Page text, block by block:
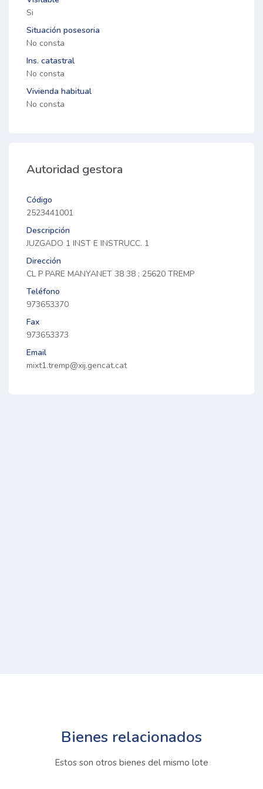
Si
Situación posesoria
No consta
Ins. catastral
No consta
Vivienda habitual
No consta
Autoridad gestora
Código
2523441001
Descripción
JUZGADO 1 INST E INSTRUCC. 1
Dirección
CL P PARE MANYANET 38 38 ; 25620 TREMP
Teléfono
973653370
Fax
973653373
Email
mixt1.tremp@xij.gencat.cat
Bienes relacionados
Estos son otros bienes del mismo lote